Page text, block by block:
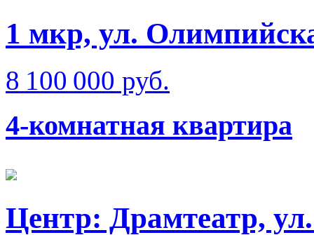
1 мкр, ул.
8 100 000 руб.
4-комнатная квартира
Центр: Драмтеатр,